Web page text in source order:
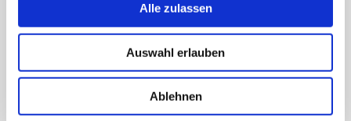
Alle zulassen
Auswahl erlauben
Ablehnen
FRAGEN UND WÜNSCHE